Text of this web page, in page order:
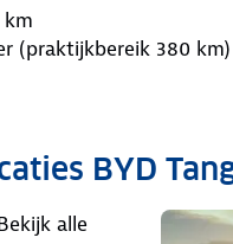
(praktijkbereik 380 km)
BYD
alle